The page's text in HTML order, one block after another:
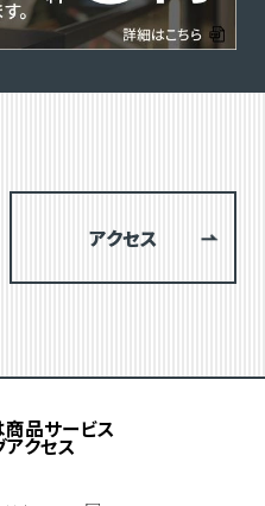
アクセス
商品サービス
アクセス